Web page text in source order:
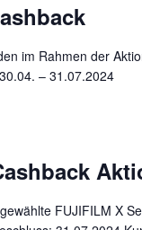
im Rahmen der
– 31.07.2024
FUJIFILM X